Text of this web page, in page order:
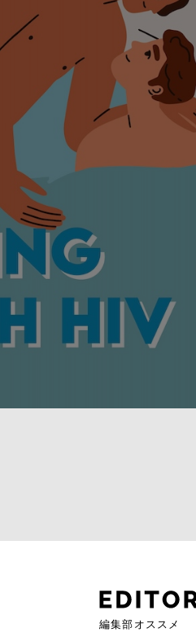
「眠れな
編集部オススメ